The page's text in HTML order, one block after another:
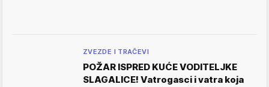
ZVEZDE I TRAČEVI
POŽAR ISPRED KUĆE VODITELJKE
SLAGALICE! Vatrogasci i vatra koja